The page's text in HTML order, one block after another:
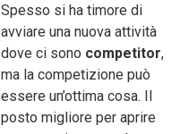
Spesso si ha timore di
avviare una nuova attività
dove ci sono competitor,
ma la competizione può
essere un’ottima cosa. Il
posto migliore per aprire